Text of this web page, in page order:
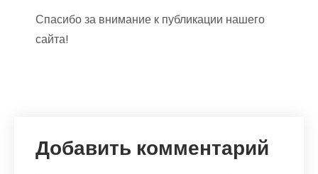
Спасибо за внимание к публикации нашего
сайта!
Добавить комментарий